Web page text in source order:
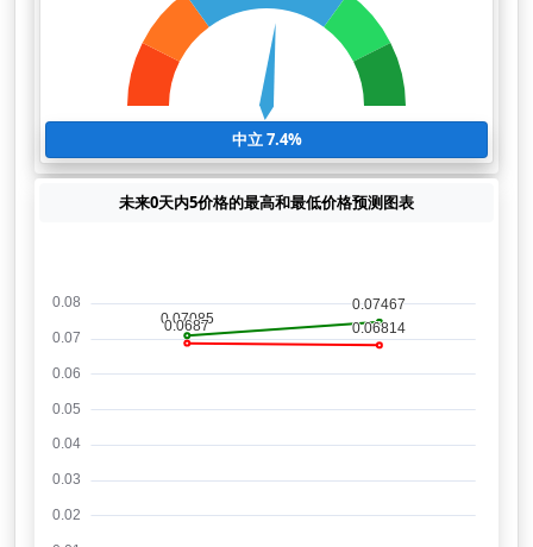
中立 7.4%
未来0天内5价格的最高和最低价格预测图表